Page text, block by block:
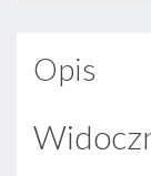
Opis